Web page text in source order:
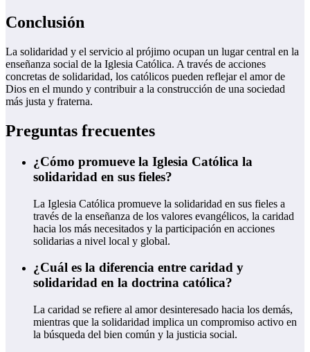
Conclusión
La solidaridad y el servicio al prójimo ocupan un lugar central en la
enseñanza social de la Iglesia Católica. A través de acciones
concretas de solidaridad, los católicos pueden reflejar el amor de
Dios en el mundo y contribuir a la construcción de una sociedad
más justa y fraterna.
Preguntas frecuentes
¿Cómo promueve la Iglesia Católica la
solidaridad en sus fieles?
La Iglesia Católica promueve la solidaridad en sus fieles a
través de la enseñanza de los valores evangélicos, la caridad
hacia los más necesitados y la participación en acciones
solidarias a nivel local y global.
¿Cuál es la diferencia entre caridad y
solidaridad en la doctrina católica?
La caridad se refiere al amor desinteresado hacia los demás,
mientras que la solidaridad implica un compromiso activo en
la búsqueda del bien común y la justicia social.